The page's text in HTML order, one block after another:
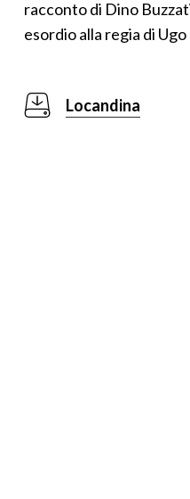
racconto di Dino
esordio alla regia di Ugo
Locandina